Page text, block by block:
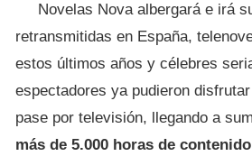
Novelas Nova albergará e irá
retransmitidas en España,
estos últimos años y célebres
espectadores ya pudieron
pase por televisión, llegando a
más de 5.000 horas de contenido